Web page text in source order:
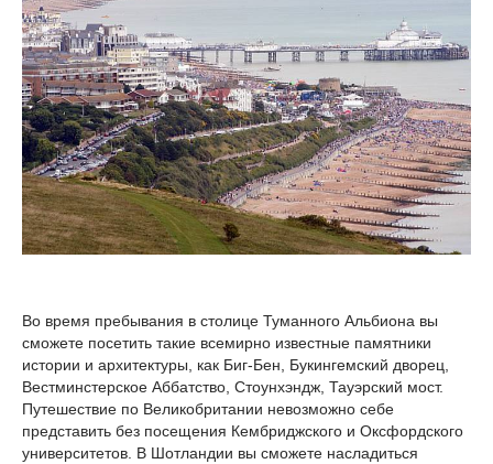
Во время пребывания в столице Туманного Альбиона вы
сможете посетить такие всемирно известные памятники
истории и архитектуры, как Биг-Бен, Букингемский дворец,
Вестминстерское Аббатство, Стоунхэндж, Тауэрский мост.
Путешествие по Великобритании невозможно себе
представить без посещения Кембриджского и Оксфордского
университетов. В Шотландии вы сможете насладиться